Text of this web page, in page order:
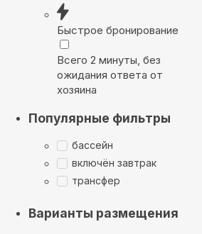
Быстрое бронирование
Всего 2 минуты, без
ожидания ответа от
хозяина
Популярные фильтры
бассейн
включён завтрак
трансфер
Варианты размещения